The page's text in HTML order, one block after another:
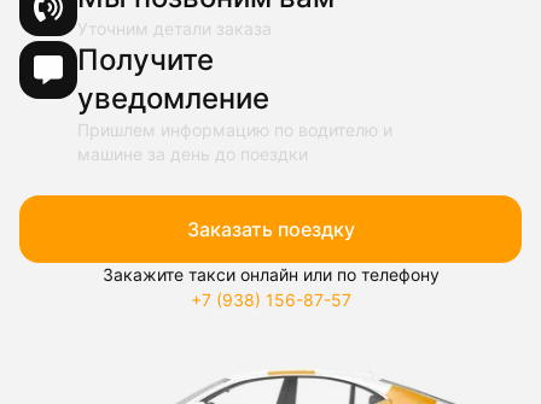
Уточним детали заказа
Получите
уведомление
Пришлем информацию по водителю и
машине за день до поездки
Заказать поездку
Закажите такси онлайн или по телефону
+7 (938) 156-87-57